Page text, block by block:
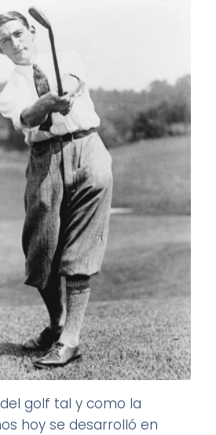
golf tal y como la
hoy se desarrolló en